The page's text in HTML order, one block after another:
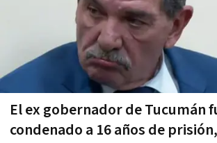
El ex gobernador de Tucumán
condenado a 16 años de